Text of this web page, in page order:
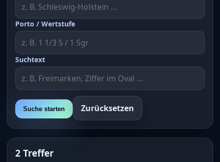
Porto / Wertstufe
Suchtext
Suche starten Zurücksetzen
2 Treffer